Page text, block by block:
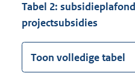
Tabel 2:
projectsubsidies
Toon volledige tabel